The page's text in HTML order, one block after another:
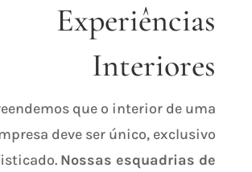
Experiências
Interiores
que o interior de uma
deve ser único, exclusivo
Nossas esquadrias de